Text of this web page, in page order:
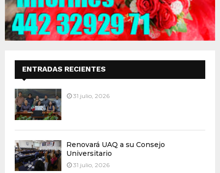
ENTRADAS RECIENTES
31 julio, 2026
Renovará UAQ a su Consejo
Universitario
31 julio, 2026